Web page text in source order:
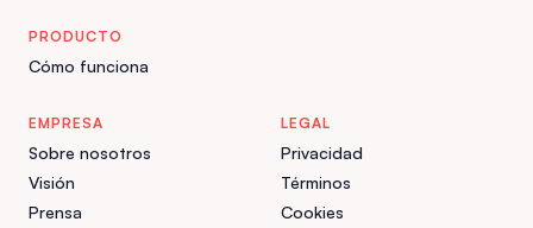
PRODUCTO
Cómo funciona
EMPRESA
Sobre nosotros
Visión
Prensa
LEGAL
Privacidad
Términos
Cookies